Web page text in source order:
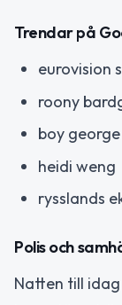
Trendar på
eurovision
roony
boy george
heidi weng
rysslands
Polis och
Natten till